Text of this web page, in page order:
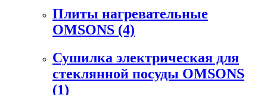
Плиты нагревательные
OMSONS (4)
Сушилка электрическая для
стеклянной посуды OMSONS
(1)